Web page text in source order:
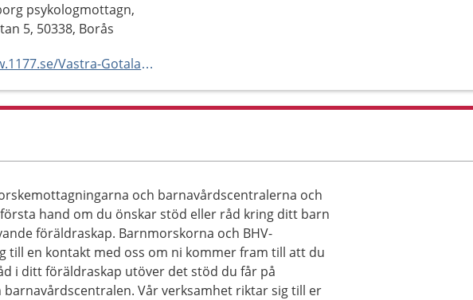
psykologmottagn,
5, 50338, Borås
https://www.1177.se/Vastra-Gotaland/hitta-vard/kontaktkort/Vargarda-psykologmottagning-foraldraskap-och-sma-barn-Vargarda/
och barnavårdscentralerna och
hand om du önskar stöd eller råd kring ditt barn
föräldraskap. Barnmorskorna och BHV-
till en kontakt med oss om ni kommer fram till att du
i ditt föräldraskap utöver det stöd du får på
Vår verksamhet riktar sig till er